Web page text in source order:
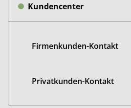
Kundencenter
Firmenkunden-Kontakt
Privatkunden-Kontakt